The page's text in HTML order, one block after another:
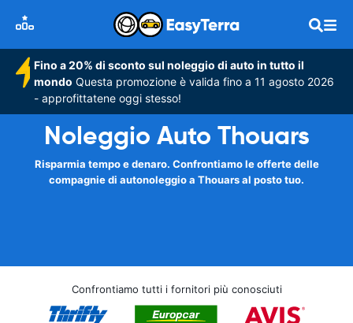
Fino a 20% di sconto sul noleggio di auto in tutto il
mondo Questa promozione è valida fino a 11 agosto 2026
- approfittatene oggi stesso!
Noleggio Auto Thouars
Risparmia tempo e denaro. Confrontiamo le offerte delle
compagnie di autonoleggio a Thouars al posto tuo.
Confrontiamo tutti i fornitori più conosciuti